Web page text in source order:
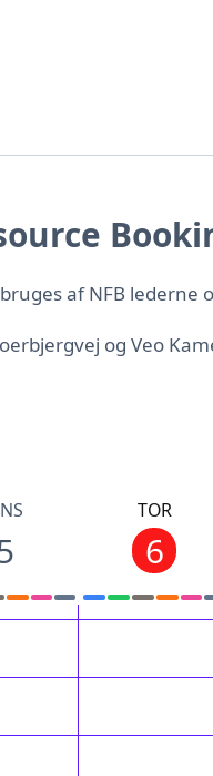
af NFB
og Veo
TOR
6